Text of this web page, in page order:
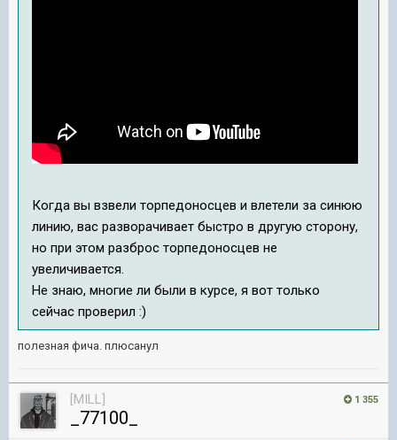
Когда вы взвели торпедоносцев и влетели за синюю
линию, вас разворачивает быстро в другую сторону,
но при этом разброс торпедоносцев не
увеличивается.
Не знаю, многие ли были в курсе, я вот только
сейчас проверил :)
полезная фича. плюсанул
1 355
[MILL]
_77100_